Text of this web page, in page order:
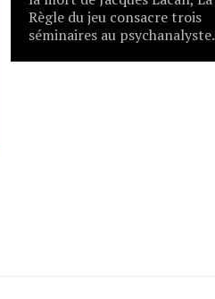
Règle du jeu consacre trois
séminaires au psychanalyste.